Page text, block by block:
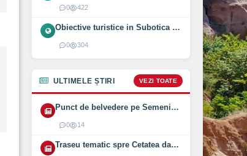
0 422
Obiective turistice in Subotica vizitate intr-o zi (2024)
0 304
ULTIMELE ȘTIRI VEZI TOATE
Punct de belvedere pe Semenic inaugurat pe 1 August 2026
0 14
Traseu tematic spre Cetatea dacică Bănița deschis (2026)